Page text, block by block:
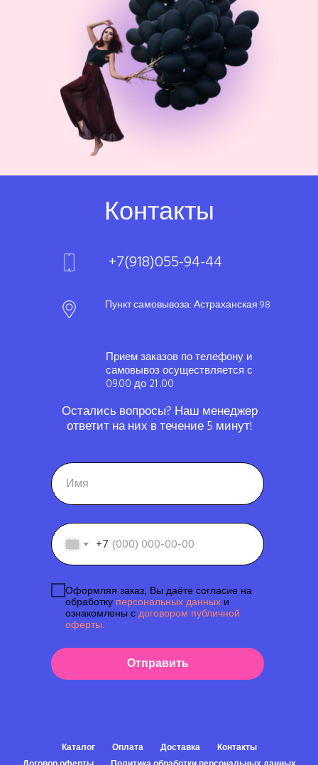
+7
Оформляя заказ, Вы даёте согласие на
обработку персональных данных и
ознакомлены с договором публичной
оферты.
Отправить
Контакты
Пункт самовывоза: Астраханская 98
+7(918)055-94-44
Прием заказов по телефону и
самовывоз осуществляется с
09.00 до 21 .00
Остались вопросы? Наш менеджер
ответит на них в течение 5 минут!
Каталог Оплата Доставка
Контакты